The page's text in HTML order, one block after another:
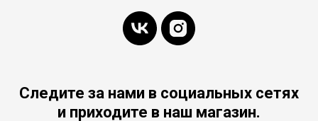
Следите за нами в социальных сетях
и приходите в наш магазин.